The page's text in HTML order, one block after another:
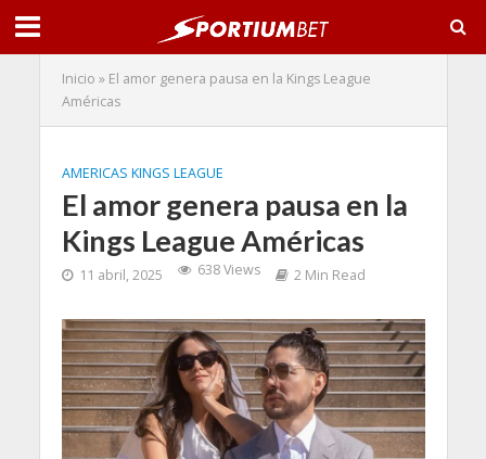
Inicio » El amor genera pausa en la Kings League
Américas
AMERICAS KINGS LEAGUE
El amor genera pausa en la
Kings League Américas
11 abril, 2025 638 Views 2 Min Read